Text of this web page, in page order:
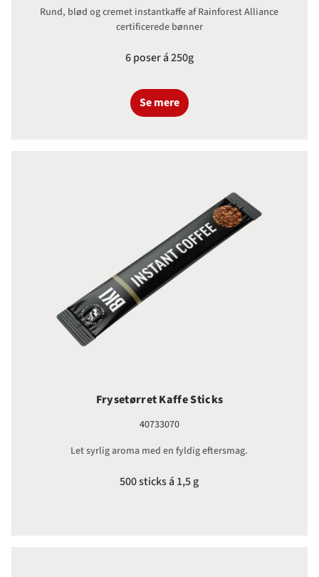
Rund, blød og cremet instantkaffe af Rainforest Alliance
certificerede bønner
6 poser á 250g
Se mere
Frysetørret Kaffe Sticks
40733070
Let syrlig aroma med en fyldig eftersmag.
500 sticks á 1,5 g